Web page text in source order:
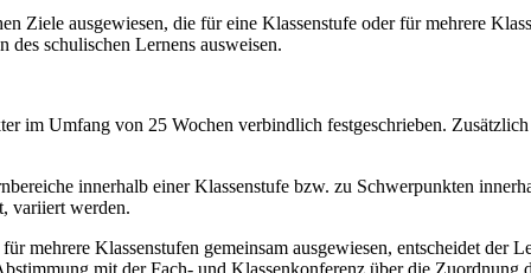
Ziele ausgewiesen, die für eine Klassenstufe oder für mehrere
des schulischen Lernens ausweisen.
im Umfang von 25 Wochen verbindlich festgeschrieben.
innerhalb einer Klassenstufe bzw. zu Schwerpunkten
variiert werden.
mehrere Klassenstufen gemeinsam ausgewiesen, entscheidet der